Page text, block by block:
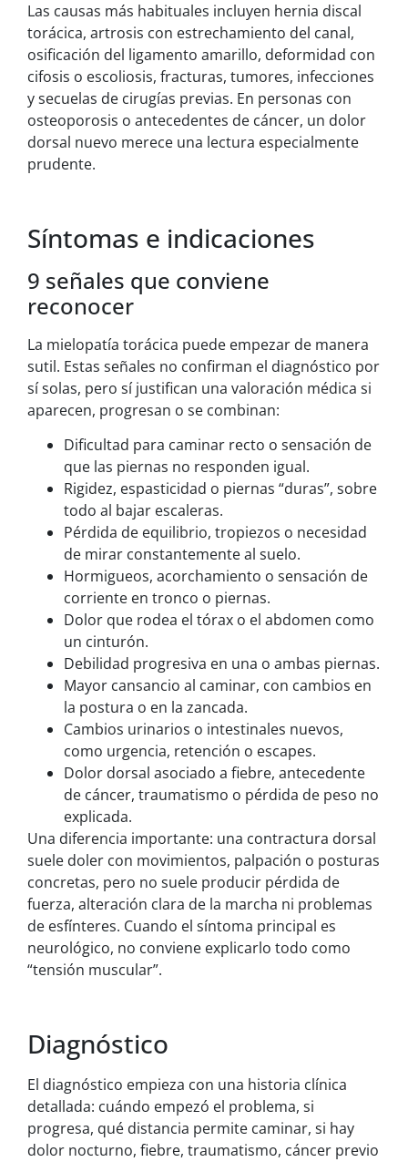
Las causas más habituales incluyen hernia discal
torácica, artrosis con estrechamiento del canal,
osificación del ligamento amarillo, deformidad con
cifosis o escoliosis, fracturas, tumores, infecciones
y secuelas de cirugías previas. En personas con
osteoporosis o antecedentes de cáncer, un dolor
dorsal nuevo merece una lectura especialmente
prudente.
Síntomas e indicaciones
9 señales que conviene
reconocer
La mielopatía torácica puede empezar de manera
sutil. Estas señales no confirman el diagnóstico por
sí solas, pero sí justifican una valoración médica si
aparecen, progresan o se combinan:
Dificultad para caminar recto o sensación de
que las piernas no responden igual.
Rigidez, espasticidad o piernas “duras”, sobre
todo al bajar escaleras.
Pérdida de equilibrio, tropiezos o necesidad
de mirar constantemente al suelo.
Hormigueos, acorchamiento o sensación de
corriente en tronco o piernas.
Dolor que rodea el tórax o el abdomen como
un cinturón.
Debilidad progresiva en una o ambas piernas.
Mayor cansancio al caminar, con cambios en
la postura o en la zancada.
Cambios urinarios o intestinales nuevos,
como urgencia, retención o escapes.
Dolor dorsal asociado a fiebre, antecedente
de cáncer, traumatismo o pérdida de peso no
explicada.
Una diferencia importante: una contractura dorsal
suele doler con movimientos, palpación o posturas
concretas, pero no suele producir pérdida de
fuerza, alteración clara de la marcha ni problemas
de esfínteres. Cuando el síntoma principal es
neurológico, no conviene explicarlo todo como
“tensión muscular”.
Diagnóstico
El diagnóstico empieza con una historia clínica
detallada: cuándo empezó el problema, si
progresa, qué distancia permite caminar, si hay
dolor nocturno, fiebre, traumatismo, cáncer previo